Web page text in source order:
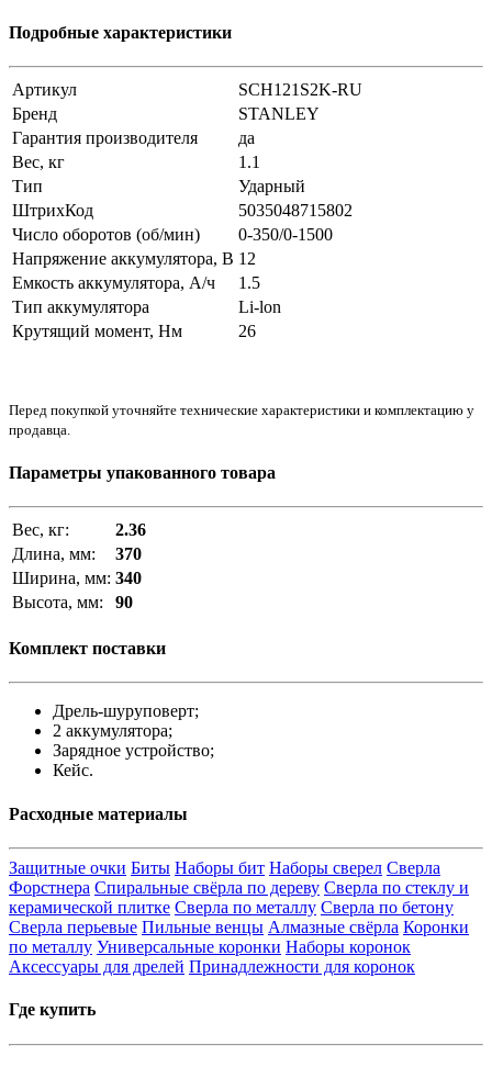
Подробные характеристики
Артикул
SCH121S2K-RU
Бренд
STANLEY
Гарантия производителя
да
Вес, кг
1.1
Тип
Ударный
ШтрихКод
5035048715802
Число оборотов (об/мин)
0-350/0-1500
Напряжение аккумулятора, В 12
Емкость аккумулятора, А/ч
1.5
Тип аккумулятора
Li-lon
Крутящий момент, Нм
26
Перед покупкой уточняйте технические характеристики и комплектацию у
продавца.
Параметры упакованного товара
Вес, кг:
2.36
Длина, мм:
370
Ширина, мм: 340
Высота, мм:
90
Комплект поставки
Дрель-шуруповерт;
2 аккумулятора;
Зарядное устройство;
Кейс.
Расходные материалы
Защитные очки Биты Наборы бит Наборы сверел Сверла
Форстнера Спиральные свёрла по дереву Сверла по стеклу и
керамической плитке Сверла по металлу Сверла по бетону
Сверла перьевые Пильные венцы Алмазные свёрла Коронки
по металлу Универсальные коронки Наборы коронок
Аксессуары для дрелей Принадлежности для коронок
Где купить